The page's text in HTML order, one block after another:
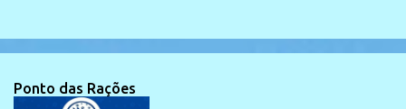
Ponto das Rações